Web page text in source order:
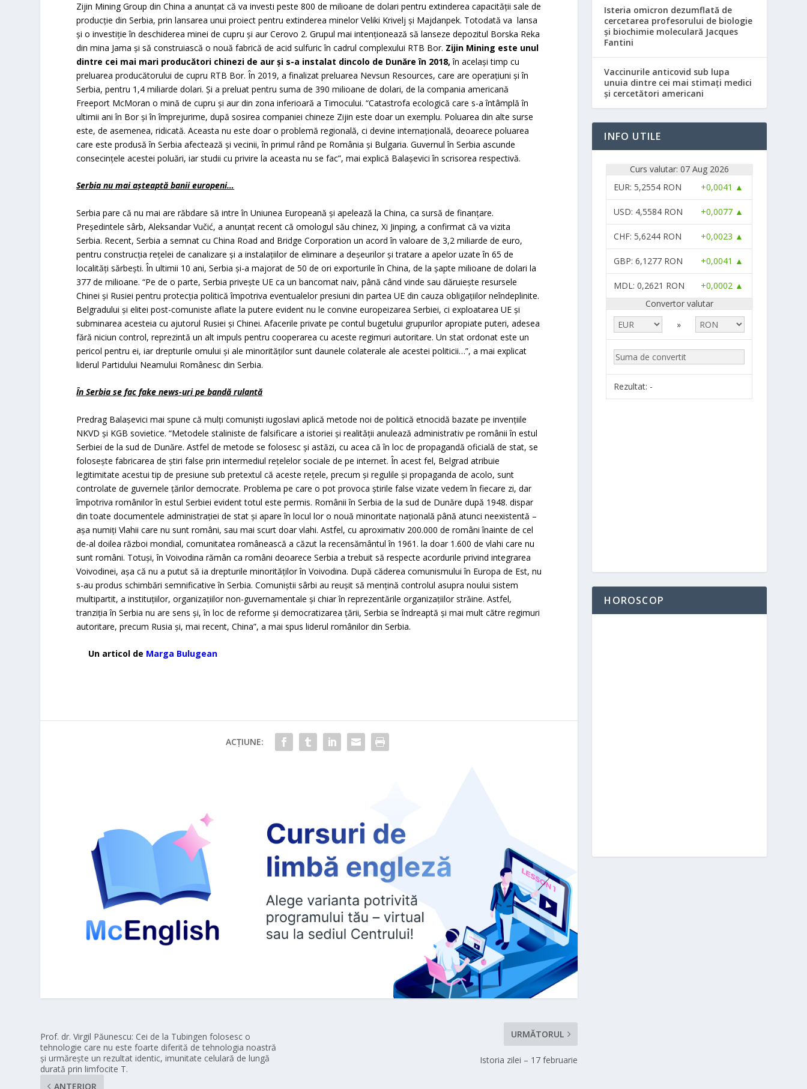
Zijin Mining Group din China a anunţat că va investi peste 800 de milioane de dolari pentru extinderea capacităţii sale de
producţie din Serbia, prin lansarea unui proiect pentru extinderea minelor Veliki Krivelj şi Majdanpek. Totodată va lansa
şi o investiţie în deschiderea minei de cupru şi aur Cerovo 2. Grupul mai intenţionează să lanseze depozitul Borska Reka
din mina Jama şi să construiască o nouă fabrică de acid sulfuric în cadrul complexului RTB Bor. Zijin Mining este unul
dintre cei mai mari producători chinezi de aur şi s-a instalat dincolo de Dunăre în 2018,în acelaşi timp cu
preluarea producătorului de cupru RTB Bor. În 2019, a finalizat preluarea Nevsun Resources, care are operaţiuni şi în
Serbia, pentru 1,4 miliarde dolari. Şi a preluat pentru suma de 390 milioane de dolari, de la compania americană
Freeport McMoran o mină de cupru şi aur din zona inferioară a Timocului. “Catastrofa ecologică care s-a întâmplă în
ultimii ani în Bor şi în împrejurime, după sosirea companiei chineze Zijin este doar un exemplu. Poluarea din alte surse
este, de asemenea, ridicată. Aceasta nu este doar o problemă regională, ci devine internaţională, deoarece poluarea
care este produsă în Serbia afectează şi vecinii, în primul rând pe România și Bulgaria. Guvernul în Serbia ascunde
consecinţele acestei poluări, iar studii cu privire la aceasta nu se fac”, mai explică Balaşevici în scrisorea respectivă.
Serbia nu mai aşteaptă banii europeni…
Serbia pare că nu mai are răbdare să intre în Uniunea Europeană şi apelează la China, ca sursă de finanţare.
Preşedintele sârb, Aleksandar Vučić, a anunţat recent că omologul său chinez, Xi Jinping, a confirmat că va vizita
Serbia. Recent, Serbia a semnat cu China Road and Bridge Corporation un acord în valoare de 3,2 miliarde de euro,
pentru construcţia reţelei de canalizare şi a instalaţiilor de eliminare a deşeurilor şi tratare a apelor uzate în 65 de
localităţi sărbești. În ultimii 10 ani, Serbia şi-a majorat de 50 de ori exporturile în China, de la şapte milioane de dolari la
377 de milioane. “Pe de o parte, Serbia priveşte UE ca un bancomat naiv, până când vinde sau dăruieşte resursele
Chinei și Rusiei pentru protecția politică împotriva eventualelor presiuni din partea UE din cauza obligațiilor neîndeplinite.
Belgradului și elitei post-comuniste aflate la putere evident nu le convine europeizarea Serbiei, ci exploatarea UE și
subminarea acesteia cu ajutorul Rusiei și Chinei. Afacerile private pe contul bugetului grupurilor apropiate puteri, adesea
fără niciun control, reprezintă un alt impuls pentru cooperarea cu aceste regimuri autoritare. Un stat ordonat este un
pericol pentru ei, iar drepturile omului și ale minorităților sunt daunele colaterale ale acestei politicii…”, a mai explicat
liderul Partidului Neamului Românesc din Serbia.
În Serbia se fac fake news-uri pe bandă rulantă
Predrag Balaşevici mai spune că mulţi comunişti iugoslavi aplică metode noi de politică etnocidă bazate pe invenţiile
NKVD și KGB sovietice. “Metodele staliniste de falsificare a istoriei și realității anulează administrativ pe românii în estul
Serbiei de la sud de Dunăre. Astfel de metode se folosesc și astăzi, cu acea că în loc de propagandă oficială de stat, se
foloseşte fabricarea de știri false prin intermediul rețelelor sociale de pe internet. În acest fel, Belgrad atribuie
legitimitate acestui tip de presiune sub pretextul că aceste rețele, precum și regulile și propaganda de acolo, sunt
controlate de guvernele țărilor democrate. Problema pe care o pot provoca știrile false vizate vedem în fiecare zi, dar
împotriva românilor în estul Serbiei evident totul este permis. Românii în Serbia de la sud de Dunăre după 1948. dispar
din toate documentele administrației de stat și apare în locul lor o nouă minoritate națională până atunci neexistentă –
așa numiţi Vlahii care nu sunt români, sau mai scurt doar vlahi. Astfel, cu aproximativ 200.000 de români înainte de cel
de-al doilea război mondial, comunitatea românească a căzut la recensământul în 1961. la doar 1.600 de vlahi care nu
sunt români. Totuşi, în Voivodina rămân ca români deoarece Serbia a trebuit să respecte acordurile privind integrarea
Voivodinei, aşa că nu a putut să ia drepturile minorităților în Voivodina. După căderea comunismului în Europa de Est, nu
s-au produs schimbări semnificative în Serbia. Comuniștii sârbi au reușit să mențină controlul asupra noului sistem
multipartit, a instituţiilor, organizaţiilor non-guvernamentale și chiar în reprezentările organizațiilor străine. Astfel,
tranziția în Serbia nu are sens și, în loc de reforme și democratizarea țării, Serbia se îndreaptă și mai mult către regimuri
autoritare, precum Rusia și, mai recent, China”, a mai spus liderul românilor din Serbia.
Un articol de Marga Bulugean
ACȚIUNE:
Prof. dr. Virgil Păunescu: Cei de la Tubingen folosesc o
tehnologie care nu este foarte diferită de tehnologia noastră
și urmărește un rezultat identic, imunitate celulară de lungă
durată prin limfocite T.
ANTERIOR
URMĂTORUL
Istoria zilei – 17 februarie
Isteria omicron dezumflată de
cercetarea profesorului de biologie
și biochimie moleculară Jacques
Fantini
Vaccinurile anticovid sub lupa
unuia dintre cei mai stimați medici
și cercetători americani
INFO UTILE
Curs valutar: 07 Aug 2026
EUR: 5,2554 RON +0,0041 ▲
USD: 4,5584 RON +0,0077 ▲
CHF: 5,6244 RON +0,0023 ▲
GBP: 6,1277 RON +0,0041 ▲
MDL : 0,2621 RON
+0,0002 ▲
Convertor valutar
»
Rezultat: -
HOROSCOP